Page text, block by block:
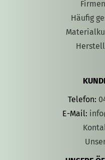
Häufig
Telefon:
E-Mail: